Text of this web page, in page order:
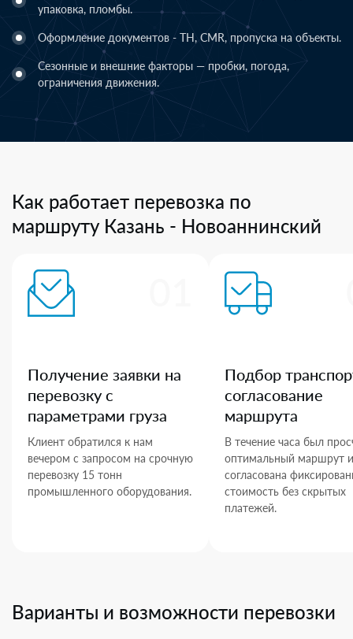
упаковка, пломбы.
Оформление документов - ТН, CMR, пропуска на объекты.
Сезонные и внешние факторы — пробки, погода,
ограничения движения.
Как работает перевозка по
маршруту Казань - Новоаннинский
Получение заявки на
перевозку с
параметрами груза
Клиент обратился к нам
вечером с запросом на срочную
перевозку 15 тонн
промышленного оборудования.
Подбор
согласование
маршрута
В течение часа был
оптимальный маршрут и
согласована
стоимость без скрытых
платежей.
Варианты и возможности перевозки